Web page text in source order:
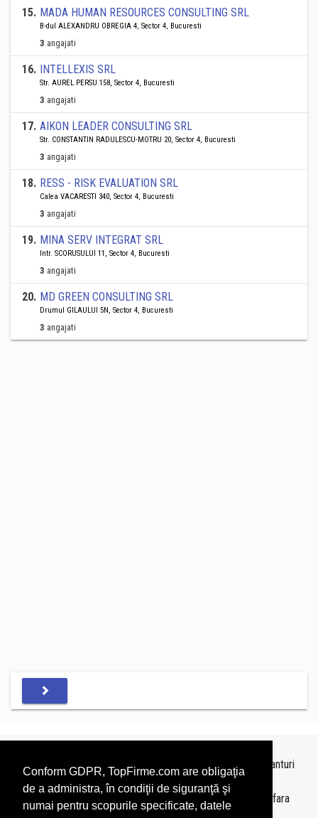
Conform GDPR, TopFirme.com are obligaţia
de a administra, în condiţii de siguranţă şi
numai pentru scopurile specificate, datele
15. MADA HUMAN RESOURCES CONSULTING SRL
B-dul ALEXANDRU OBREGIA 4, Sector 4, Bucuresti
3 angajati
16. INTELLEXIS SRL
Str. AUREL PERSU 158, Sector 4, Bucuresti
3 angajati
17. AIKON LEADER CONSULTING SRL
Str. CONSTANTIN RADULESCU-MOTRU 20, Sector 4, Bucuresti
3 angajati
18. RESS - RISK EVALUATION SRL
Calea VACARESTI 340, Sector 4, Bucuresti
3 angajati
19. MINA SERV INTEGRAT SRL
Intr. SCORUSULUI 11, Sector 4, Bucuresti
3 angajati
20. MD GREEN CONSULTING SRL
Drumul GILAULUI 5N, Sector 4, Bucuresti
3 angajati
Topurile sunt realizate deTopFirme
pe baza ultimelor bilanturi
depuse si au scop informativ.
Este interzisa folosirea topurilor fara acordul TopFirme si fara